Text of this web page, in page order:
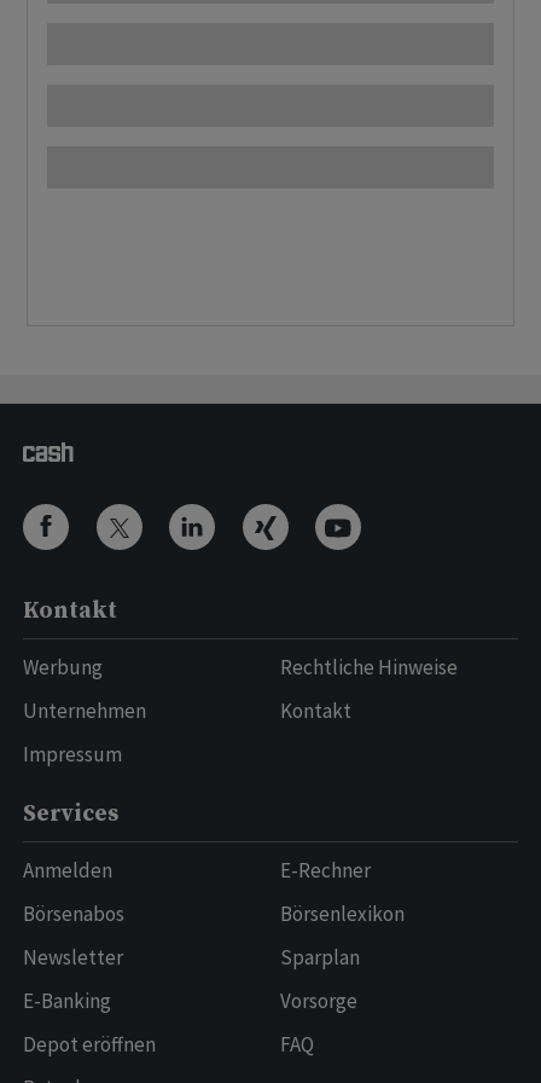
Kontakt
Werbung
Unternehmen
Impressum
Rechtliche Hinweise
Kontakt
Services
Anmelden
Börsenabos
Newsletter
E-Banking
Depot eröffnen
E-Rechner
Börsenlexikon
Sparplan
Vorsorge
FAQ